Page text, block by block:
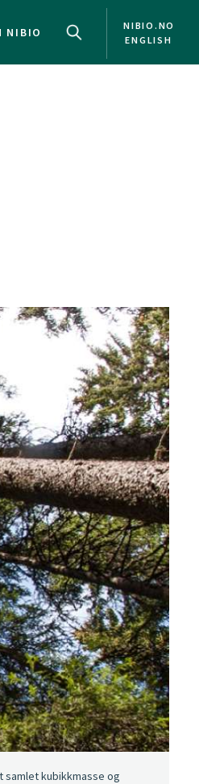
NIBIO
NIBIO.NO
ENGLISH
samlet kubikkmasse og